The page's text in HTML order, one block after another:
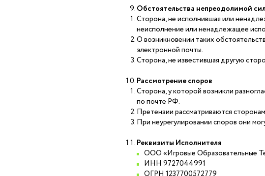
Обстоятельства непреодолимой
Сторона, не исполнившая или
неисполнение или ненадлежащее
О возникновении таких
электронной почты.
Сторона, не известившая другую
Рассмотрение споров
Сторона, у которой возникли
по почте РФ.
Претензии рассматриваются
При неурегулировании споров они
Реквизиты Исполнителя
ООО «Игровые Образовательные
ИНН 9727044991